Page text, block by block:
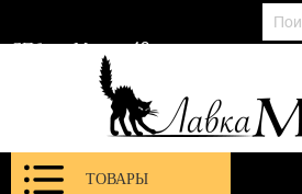
СПб, ул. Марата 12
ТОВАРЫ